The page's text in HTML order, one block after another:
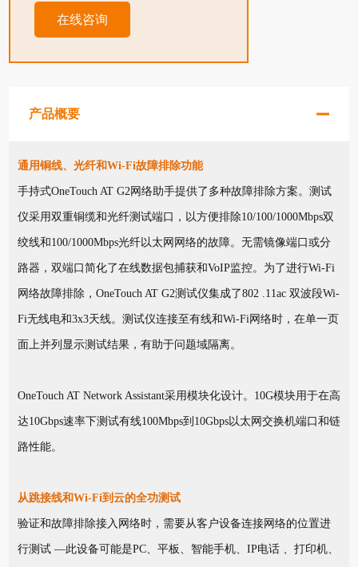
在线咨询
产品概要
通用铜线、光纤和Wi-Fi故障排除功能
手持式OneTouch AT G2网络助手提供了多种故障排除方案。测试
仪采用双重铜缆和光纤测试端口，以方便排除10/100/1000Mbps双
绞线和100/1000Mbps光纤以太网网络的故障。无需镜像端口或分
路器，双端口简化了在线数据包捕获和VoIP监控。为了进行Wi-Fi
网络故障排除，OneTouch AT G2测试仪集成了802 .11ac 双波段Wi-
Fi无线电和3x3天线。测试仪连接至有线和Wi-Fi网络时，在单一页
面上并列显示测试结果，有助于问题域隔离。
OneTouch AT Network Assistant采用模块化设计。10G模块用于在高
达10Gbps速率下测试有线100Mbps到10Gbps以太网交换机端口和链
路性能。
从跳接线和Wi-Fi到云的全功测试
验证和故障排除接入网络时，需要从客户设备连接网络的位置进
行测试 —此设备可能是PC、平板、智能手机、IP电话 、打印机、